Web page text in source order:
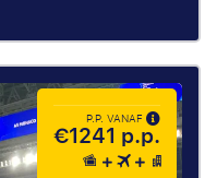
P.P. VANAF
€1241 p.p.